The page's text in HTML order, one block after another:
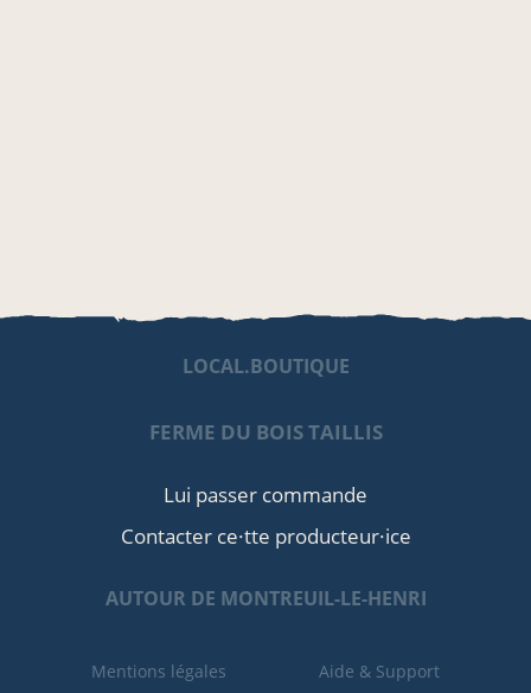
LOCAL.BOUTIQUE
FERME DU BOIS TAILLIS
Lui passer commande
Contacter ce·tte producteur·ice
AUTOUR DE MONTREUIL-LE-HENRI
Mentions légales Aide & Support